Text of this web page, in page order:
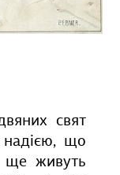
свят
надією, що
ще живуть